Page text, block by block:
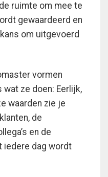
ruimte om mee te
gewaardeerd en
om uitgevoerd
vormen
ze doen: Eerlijk,
waarden zie je
de
en de
iedere dag wordt